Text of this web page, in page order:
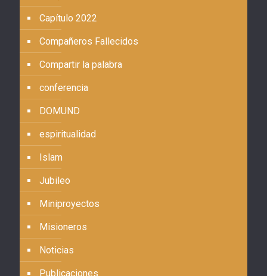
Capítulo 2022
Compañeros Fallecidos
Compartir la palabra
conferencia
DOMUND
espiritualidad
Islam
Jubileo
Miniproyectos
Misioneros
Noticias
Publicaciones